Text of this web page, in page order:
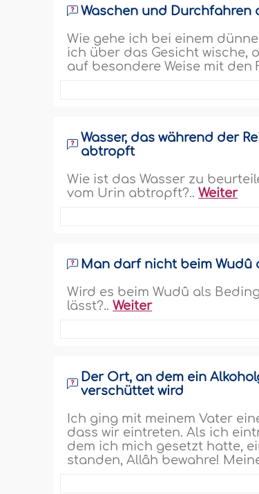
Waschen und Durchfahren
Wie gehe ich bei einem
ich über das Gesicht wische,
auf besondere Weise mit
Wasser, das während der
abtropft
Wie ist das Wasser zu
vom Urin abtropft?..Weiter
Man darf nicht beim Wudû
Wird es beim Wudû als
lässt?..Weiter
Der Ort, an dem ein
verschüttet wird
Ich ging mit meinem Vater
dass wir eintreten. Als ich
dem ich mich gesetzt hatte,
standen, Allâh bewahre!